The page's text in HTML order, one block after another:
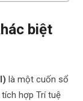
biệt
là một cuốn sổ
hợp Trí tuệ